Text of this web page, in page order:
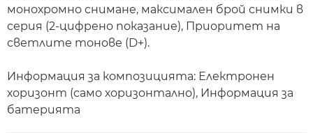
монохромно снимане, максимален брой снимки в
серия (2-цифрено показание), Приоритет на
светлите тонове (D+).
Информация за композицията: Електронен
хоризонт (само хоризонтално), Информация за
батерията